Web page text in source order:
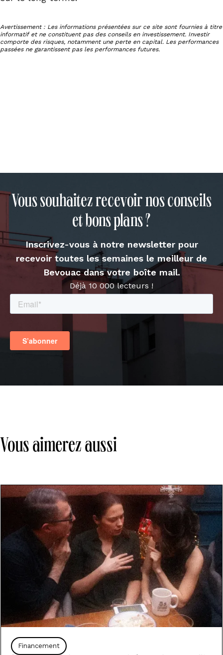
Avertissement : Les informations présentées sur ce site sont fournies à titre
informatif et ne constituent pas des conseils en investissement. Investir
comporte des risques, notamment une perte en capital. Les performances
passées ne garantissent pas les performances futures.
Vous souhaitez recevoir nos conseils
et bons plans ?
Inscrivez-vous à notre newsletter pour
recevoir toutes les semaines le meilleur de
Bevouac dans votre boîte mail.
Déjà 10 000 lecteurs !
Vous aimerez aussi
Financement